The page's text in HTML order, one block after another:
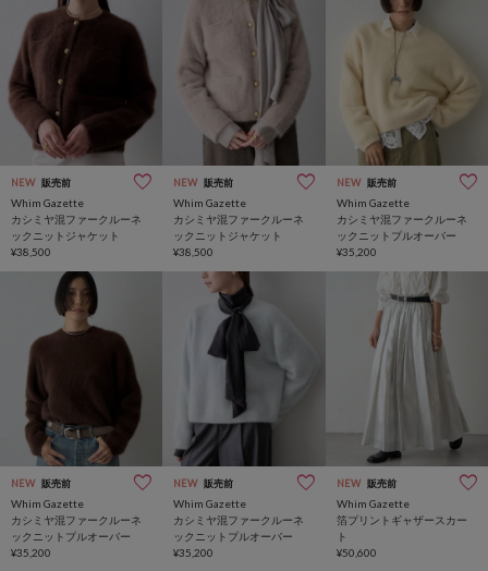
NEW 販売前
Whim Gazette
カシミヤ混ファークルーネ
ックニットジャケット
¥38,500
NEW 販売前
Whim Gazette
カシミヤ混ファークルーネ
ックニットジャケット
¥38,500
NEW 販売前
Whim Gazette
カシミヤ混ファークルーネ
ックニットプルオーバー
¥35,200
NEW 販売前
Whim Gazette
カシミヤ混ファークルーネ
ックニットプルオーバー
¥35,200
NEW 販売前
Whim Gazette
カシミヤ混ファークルーネ
ックニットプルオーバー
¥35,200
NEW 販売前
Whim Gazette
箔プリントギャザースカー
ト
¥50,600